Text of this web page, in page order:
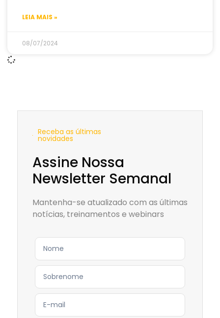
LEIA MAIS »
08/07/2024
Receba as últimas
novidades
Assine Nossa
Newsletter Semanal
Mantenha-se atualizado com as últimas
notícias, treinamentos e webinars